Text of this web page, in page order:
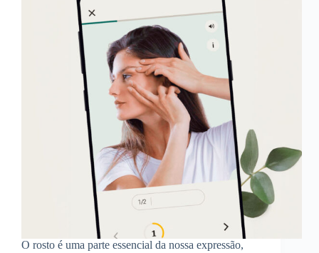
O rosto é uma parte essencial da nossa expressão,